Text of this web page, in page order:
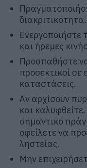
διακριτικότητα.
Ενεργοποιήστε
και ήρεµες
Προσπαθήστε να
προσεκτικοί σε
καταστάσεις.
Αν αρχίσουν
και
σημαντικό
οφείλετε να
ληστείας.
Μην